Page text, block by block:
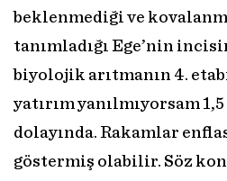
beklenmediği ve
tanımladığı Ege’nin
biyolojik arıtmanın 4.
yatırım yanılmıyorsam
dolayında. Rakamlar
göstermiş olabilir. Söz